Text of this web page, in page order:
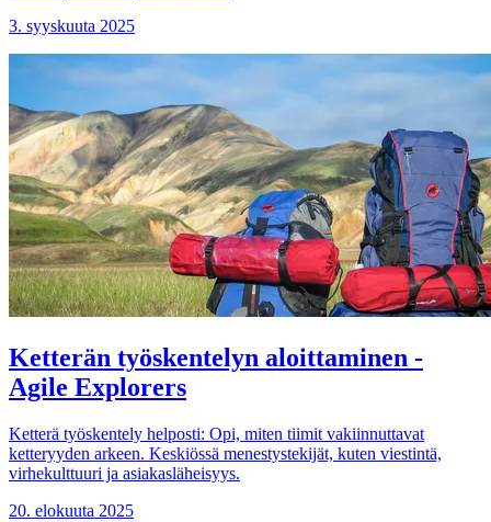
3. syyskuuta 2025
Ketterän työskentelyn aloittaminen -
Agile Explorers
Ketterä työskentely helposti: Opi, miten tiimit vakiinnuttavat
ketteryyden arkeen. Keskiössä menestystekijät, kuten viestintä,
virhekulttuuri ja asiakasläheisyys.
20. elokuuta 2025